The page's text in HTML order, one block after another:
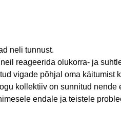
neli tunnust.
reageerida olukorra- ja
vigade põhjal oma käitumist
kollektiiv on sunnitud nende
endale ja teistele